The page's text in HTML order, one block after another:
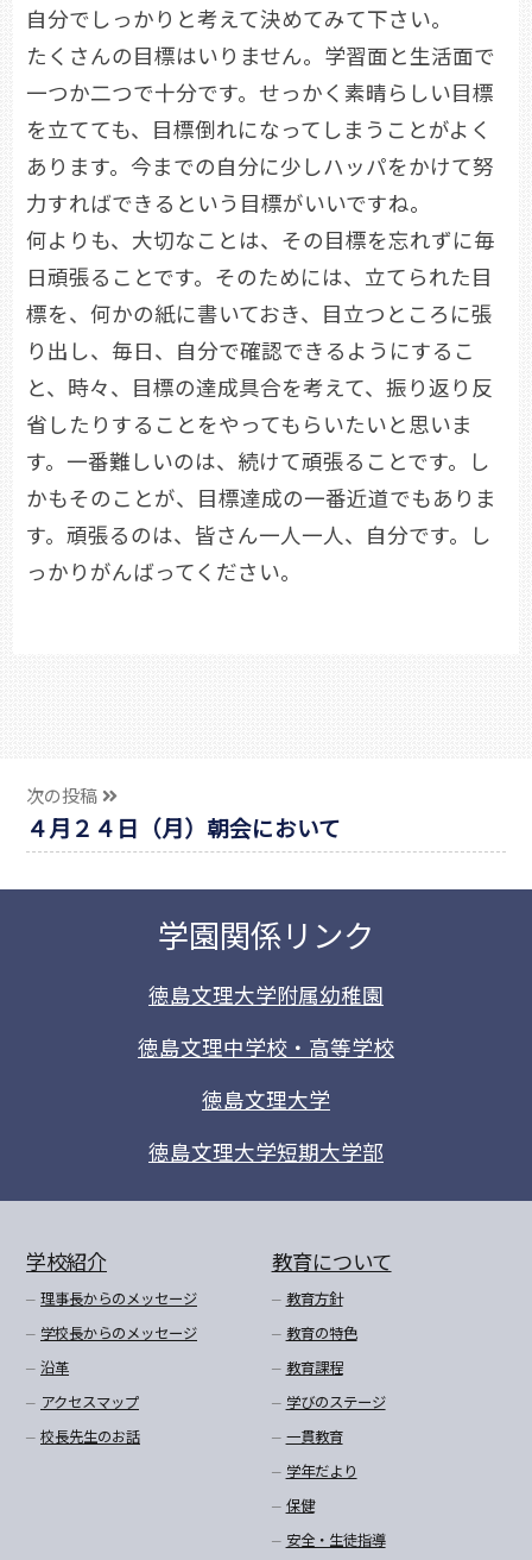
自分でしっかりと考えて決めてみて下さい。
たくさんの目標はいりません。学習面と生活面で
一つか二つで十分です。せっかく素晴らしい目標
を立てても、目標倒れになってしまうことがよく
あります。今までの自分に少しハッパをかけて努
力すればできるという目標がいいですね。
何よりも、大切なことは、その目標を忘れずに毎
日頑張ることです。そのためには、立てられた目
標を、何かの紙に書いておき、目立つところに張
り出し、毎日、自分で確認できるようにするこ
と、時々、目標の達成具合を考えて、振り返り反
省したりすることをやってもらいたいと思いま
す。一番難しいのは、続けて頑張ることです。し
かもそのことが、目標達成の一番近道でもありま
す。頑張るのは、皆さん一人一人、自分です。し
っかりがんばってください。
次の投稿
４月２４日（月）朝会において
学園関係リンク
徳島文理大学附属幼稚園
徳島文理中学校・高等学校
徳島文理大学
徳島文理大学短期大学部
学校紹介
理事長からのメッセージ
学校長からのメッセージ
沿革
アクセスマップ
校長先生のお話
教育について
教育方針
教育の特色
教育課程
学びのステージ
一貫教育
学年だより
保健
安全・生徒指導